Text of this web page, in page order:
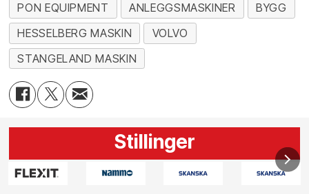
PON EQUIPMENT ANLEGGSMASKINER
BYGG
HESSELBERG MASKIN
VOLVO
STANGELAND MASKIN
Stillinger